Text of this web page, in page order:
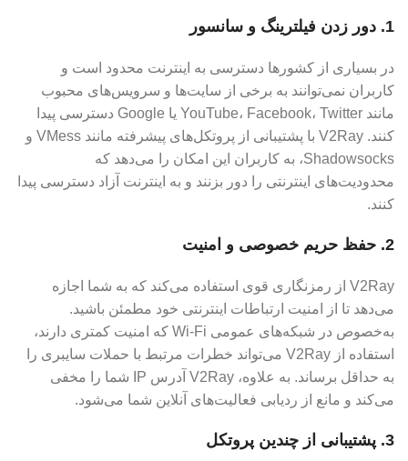
1. دور زدن فیلترینگ و سانسور
در بسیاری از کشورها دسترسی به اینترنت محدود است و
کاربران نمی‌توانند به برخی از سایت‌ها و سرویس‌های محبوب
مانند YouTube، Facebook، Twitter یا Google دسترسی پیدا
کنند. V2Ray با پشتیبانی از پروتکل‌های پیشرفته مانند VMess و
Shadowsocks، به کاربران این امکان را می‌دهد که
محدودیت‌های اینترنتی را دور بزنند و به اینترنت آزاد دسترسی پیدا
کنند.
2. حفظ حریم خصوصی و امنیت
V2Ray از رمزنگاری قوی استفاده می‌کند که به شما اجازه
می‌دهد تا از امنیت ارتباطات اینترنتی خود مطمئن باشید.
به‌خصوص در شبکه‌های عمومی Wi-Fi که امنیت کمتری دارند،
استفاده از V2Ray می‌تواند خطرات مرتبط با حملات سایبری را
به حداقل برساند. به علاوه، V2Ray آدرس IP شما را مخفی
می‌کند و مانع از ردیابی فعالیت‌های آنلاین شما می‌شود.
3. پشتیبانی از چندین پروتکل